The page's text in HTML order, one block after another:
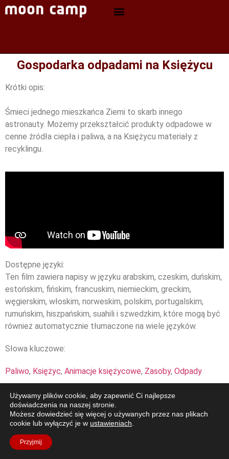
Gospodarka odpadami na Księżycu
Krótki opis:
Śmieci jednego mieszkańca Ziemi to skarb innego
astronauty. Możemy przekształcić produkty odpadowe w
cenne źródła ciepła i paliwa, a na Księżycu materiały z
recyklingu.
Dostępne języki:
Ten film zawiera napisy w języku arabskim, czeskim, duńskim,
estońskim, fińskim, francuskim, niemieckim, greckim,
węgierskim, włoskim, norweskim, polskim, portugalskim,
rumuńskim, hiszpańskim, suahili i szwedzkim, które mogą być
również automatycznie tłumaczone na wiele języków.
Słowa kluczowe:
Paliwo, Księżyc, Animacje księżycowe, Zasoby, Odpady
Używamy plików cookie, aby zapewnić Ci najlepsze
doświadczenia na naszej stronie.
Możesz dowiedzieć się więcej o używanych przez nas plikach
cookie lub wyłączyć je w ustawieniach
Przyjmij